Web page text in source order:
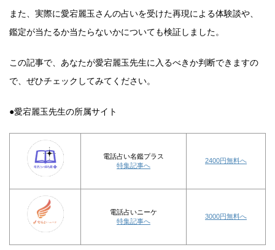
また、実際に愛宕麗玉さんの占いを受けた再現による体験談や、
鑑定が当たるか当たらないかについても検証しました。
この記事で、あなたが愛宕麗玉先生に入るべきか判断できますの
で、ぜひチェックしてみてください。
●愛宕麗玉先生の所属サイト
電話占い名鑑プラス
特集記事へ
2400円無料へ
電話占いニーケ
特集記事へ
3000円無料へ